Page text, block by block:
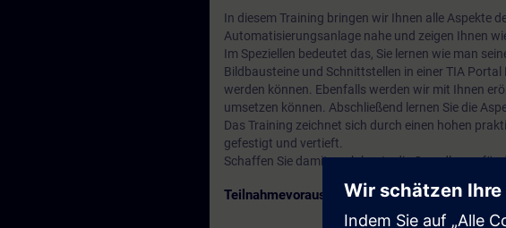
In diesem Training bringen wir Ihnen alle Aspekte
Automatisierungsanlage nahe und zeigen Ihnen
Im Speziellen bedeutet das, Sie lernen wie man
Bildbausteine und Schnittstellen in einer TIA
werden können. Ebenfalls werden wir mit Ihnen
umsetzen können. Abschließend lernen Sie die
Das Training zeichnet sich durch einen hohen
gefestigt und vertieft.
Schaffen Sie damit noch heute die Grundlagen für
Teilnahmevoraussetzung